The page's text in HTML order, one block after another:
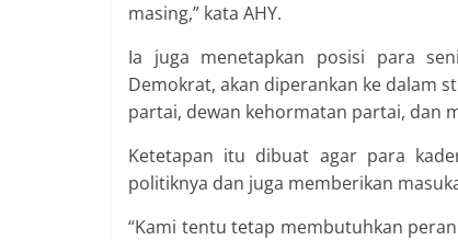
masing,” kata AHY.
Ia juga menetapkan posisi para
Demokrat, akan diperankan ke dalam
partai, dewan kehormatan partai, dan
Ketetapan itu dibuat agar para
politiknya dan juga memberikan
“Kami tentu tetap membutuhkan